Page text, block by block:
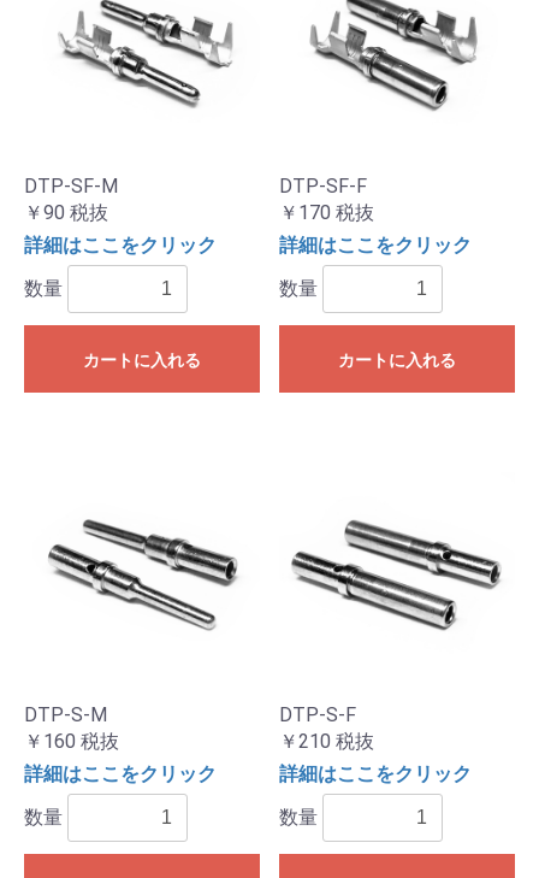
DTP-SF-M
￥90 税抜
詳細はここをクリック
数量
カートに入れる
DTP-SF-F
￥170 税抜
詳細はここをクリック
数量
カートに入れる
DTP-S-M
￥160 税抜
詳細はここをクリック
数量
DTP-S-F
￥210 税抜
詳細はここをクリック
数量